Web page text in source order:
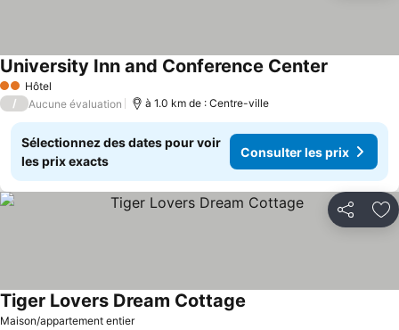
2 Étoiles
Hôtel
University Inn and Conference Center
/ Aucune évaluation à 1.0 km de : Centre-ville
Sélectionnez des dates pour voir
les prix exacts
Consulter les prix
Partager
Maison/appartement entier
Tiger Lovers Dream Cottage